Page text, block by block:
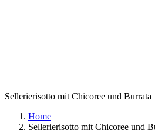
Sellerierisotto mit Chicoree und Burrata
Home
Sellerierisotto mit Chicoree und